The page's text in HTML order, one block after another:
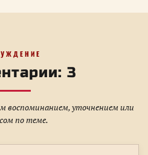
3
воспоминанием, уточнением или
по теме.